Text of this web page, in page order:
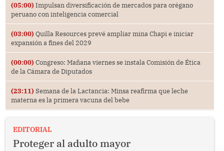
(05:00) Impulsan diversificación de mercados para orégano
peruano con inteligencia comercial
(03:00) Quilla Resources prevé ampliar mina Chapi e iniciar
expansión a fines del 2029
(00:00) Congreso: Mañana viernes se instala Comisión de Ética
de la Cámara de Diputados
(23:11) Semana de la Lactancia: Minsa reafirma que leche
materna es la primera vacuna del bebe
EDITORIAL
Proteger al adulto mayor